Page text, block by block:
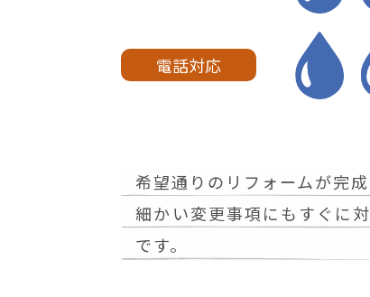
電話対応
希望通りのリフォームが完
細かい変更事項にもすぐに
です。